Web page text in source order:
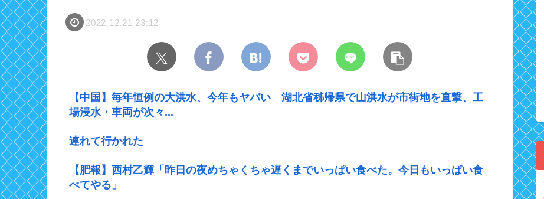
2022.12.21 23:12
【中国】毎年恒例の大洪水、今年もヤバい 湖北省秭帰県で山洪水が市街地を直撃、工
場浸水・車両が次々...
連れて行かれた
【肥報】西村乙輝「昨日の夜めちゃくちゃ遅くまでいっぱい食べた。今日もいっぱい食
べてやる」